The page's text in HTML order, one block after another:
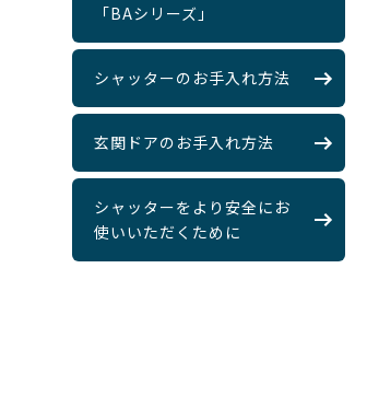
「BAシリーズ」
シャッターのお手入れ方法
玄関ドアのお手入れ方法
シャッターをより安全にお
使いいただくために